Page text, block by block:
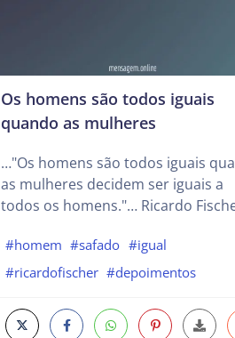
Os homens são todos iguais
quando as mulheres
…"Os homens são todos iguais
as mulheres decidem ser iguais a
todos os homens."… Ricardo
#homem #safado #igual
#ricardofischer #depoimentos